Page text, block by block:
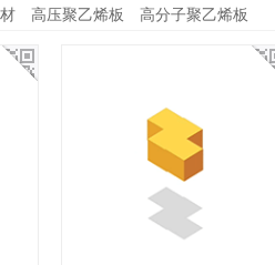
高压聚乙烯板 高分子聚乙烯板